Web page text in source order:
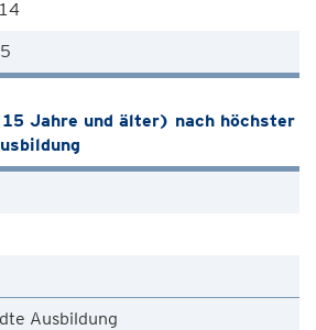
Jahre und älter) nach höchster
Ausbildung